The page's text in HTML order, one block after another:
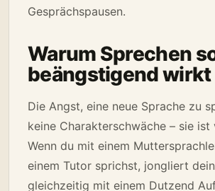
Gesprächspausen.
Warum Sprechen
beängstigend wirkt
Die Angst, eine neue Sprache zu
keine Charakterschwäche – sie ist
Wenn du mit einem
einem Tutor sprichst, jongliert
gleichzeitig mit einem Dutzend